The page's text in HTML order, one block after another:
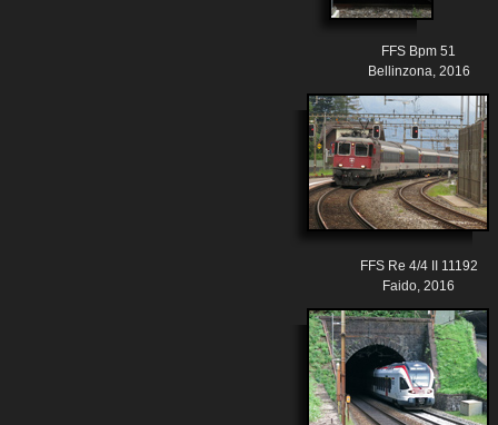
FFS Bpm 51
Bellinzona, 2016
FFS Re 4/4 II 11192
Faido, 2016